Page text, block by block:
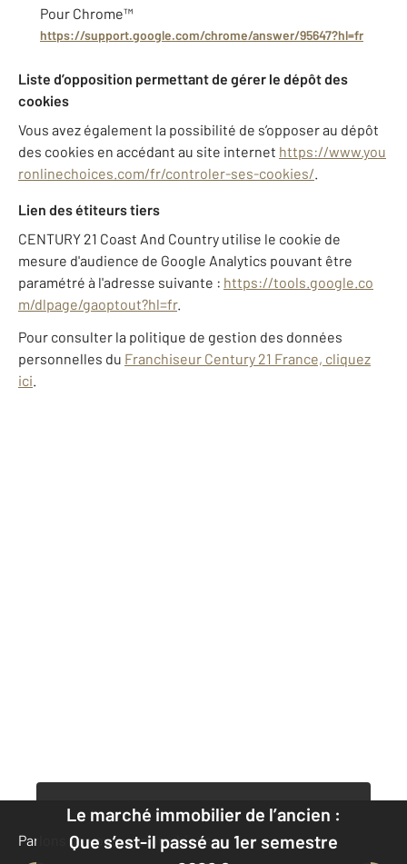
Pour Chrome™
https://support.google.com/chrome/answer/95647?hl=fr
Liste d’opposition permettant de gérer le dépôt des
cookies
Vous avez également la possibilité de s’opposer au dépôt
des cookies en accédant au site internet https://www.you
ronlinechoices.com/fr/controler-ses-cookies/.
Lien des étiteurs tiers
CENTURY 21 Coast And Country utilise le cookie de
mesure d'audience de Google Analytics pouvant être
paramétré à l'adresse suivante : https://tools.google.co
m/dlpage/gaoptout?hl=fr.
Pour consulter la politique de gestion des données
personnelles du Franchiseur Century 21 France, cliquez
ici.
Le marché immobilier de l’ancien :
Que s’est-il passé au 1er semestre
Parlons de vous, parlons biens